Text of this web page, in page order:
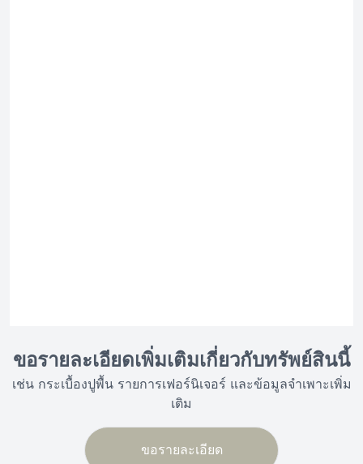
ขอรายละเอียดเพิ่มเติมเกี่ยวกับทรัพย์สินนี้
เช่น กระเบื้องปูพื้น รายการเฟอร์นิเจอร์ และข้อมูลจำเพาะเพิ่ม
เติม
ขอรายละเอียด